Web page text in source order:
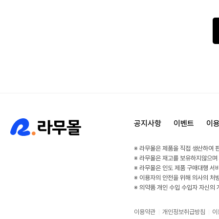
공지사항 이벤트 이
※ 라무몰은 제품을 직접 생산하여
※ 라무몰은 재고를 보유하지않으
※ 라무몰은 인도 제품 구매대행 서
※ 이용자의 안전을 위해 의사의 처
※ 의약품 개인 수입 수입자 자신의
이용약관 개인정보취급방침